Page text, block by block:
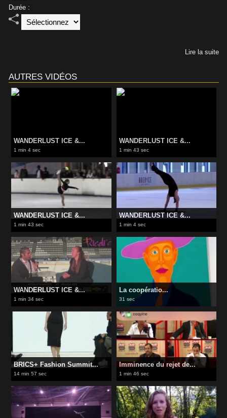
Durée :
Lire la suite
AUTRES VIDÉOS
WANDERLUST ICE &...
1 min 4 sec
WANDERLUST ICE &...
1 min 43 sec
WANDERLUST ICE &...
1 min 43 sec
WANDERLUST ICE &...
1 min 4 sec
WANDERLUST ICE &...
1 min 34 sec
La coopératio...
31 sec
BRICS+ Fashion Summit...
14 min 57 sec
Imminence du rejet de...
1 min 46 sec